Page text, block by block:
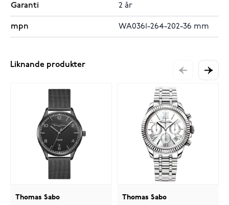
Garanti 2 år
mpn WA0361-264-202-36 mm
Liknande produkter
Thomas Sabo Thomas Sabo